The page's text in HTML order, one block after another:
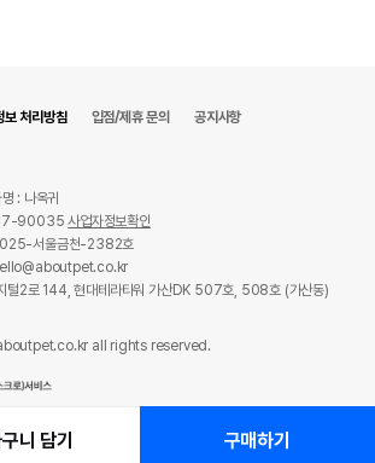
니 담기 구매하기
보 처리방침 입점/제휴 문의 공지사항
: 나옥귀
87-90035사업자정보확인
서울금천-2382호
털2로 144, 현대테라타워 가산DK 507호, 508호 (가산동)
all rights reserved.